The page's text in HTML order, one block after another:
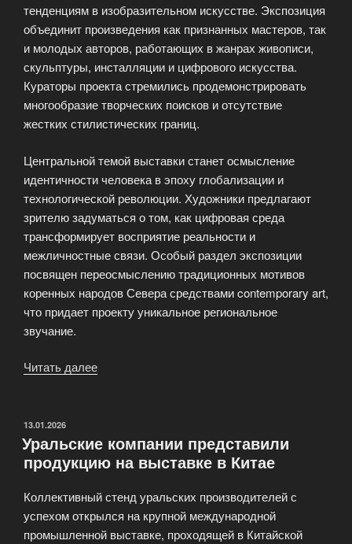
тенденциям в изобразительном искусстве. Экспозиция
объединит произведения как признанных мастеров, так
и молодых авторов, работающих в жанрах живописи,
скульптуры, инсталляции и цифрового искусства.
Кураторы проекта стремились продемонстрировать
многообразие творческих поисков и отсутствие
жестких стилистических границ.
Центральной темой выставки станет осмысление
идентичности человека в эпоху глобализации и
технологической революции. Художники предлагают
зрителю задуматься о том, как цифровая среда
трансформирует восприятие реальности и
межличностные связи. Особый раздел экспозиции
посвящен переосмыслению традиционных мотивов
коренных народов Севера средствами contemporary art,
что придает проекту уникальное региональное
звучание.
Читать далее
в
Ханты-
ОПУБЛИКОВАНО
13.01.2026
Уральские компании представили
продукцию на выставке в Китае
Коллективный стенд уральских производителей с
успехом открылся на крупной международной
промышленной выставке, проходящей в Китайской